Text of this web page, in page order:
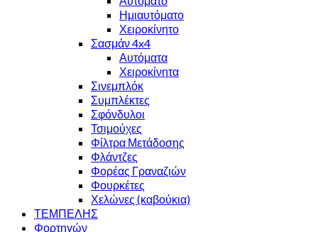
Ημιαυτόματο
Χειροκίνητο
Σασμάν 4x4
Αυτόματα
Χειροκίνητα
Σινεμπλόκ
Συμπλέκτες
Σφόνδυλοι
Τσιμούχες
Φίλτρα Μετάδοσης
Φλάντζες
Φορέας Γραναζιών
Φουρκέτες
Χελώνες (καβούκια)
ΤΕΜΠΕΛΗΣ
Φορτηγών